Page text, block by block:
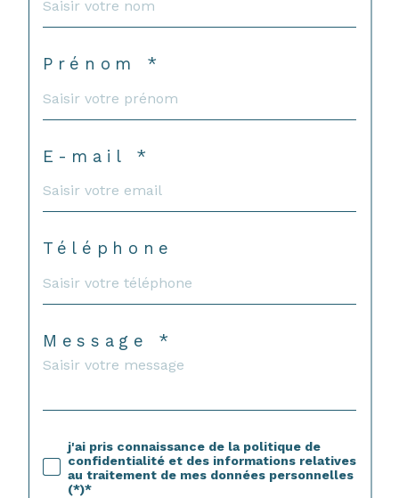
Prénom *
E-mail *
Téléphone
Message *
j'ai pris connaissance de la politique de
confidentialité et des informations relatives
au traitement de mes données personnelles
(*)*